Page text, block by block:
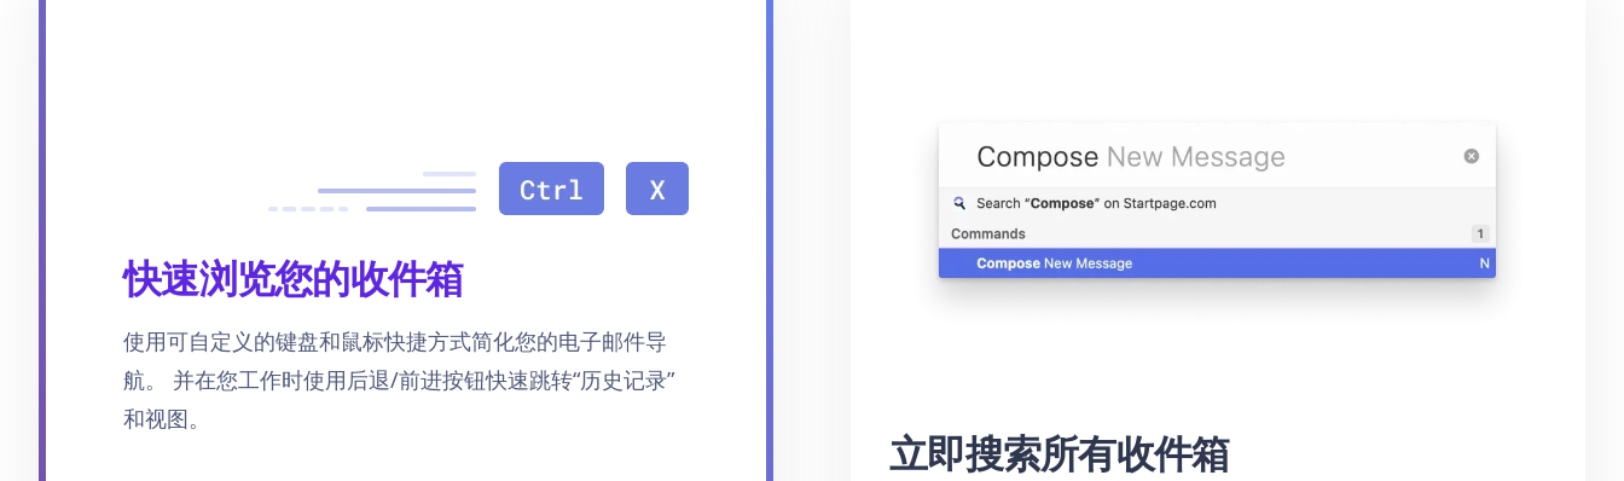
快速浏览您的收件箱
使用可自定义的键盘和鼠标快捷方式简化您的电子邮件导
航。 并在您工作时使用后退/前进按钮快速跳转“历史记录”
和视图。
立即搜索所有收件箱